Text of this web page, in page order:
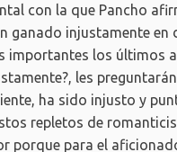
con la que Pancho
ganado injustamente en
importantes los últimos
les
ha sido injusto y
repletos de
porque para el